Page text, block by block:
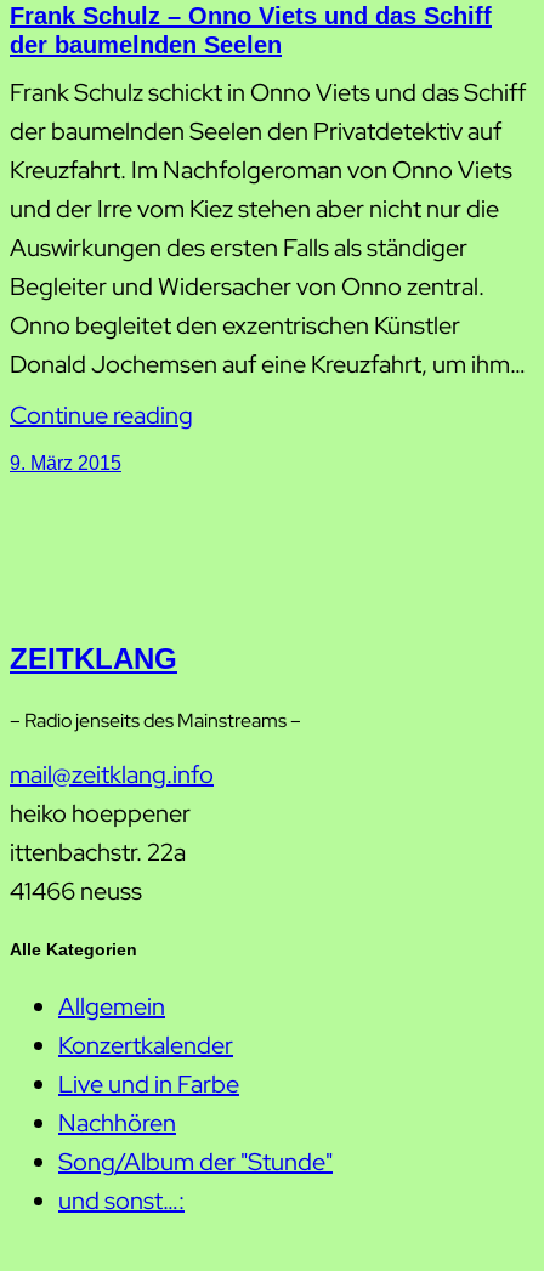
Frank Schulz – Onno Viets und das Schiff
der baumelnden Seelen
Frank Schulz schickt in Onno Viets und das Schiff
der baumelnden Seelen den Privatdetektiv auf
Kreuzfahrt. Im Nachfolgeroman von Onno Viets
und der Irre vom Kiez stehen aber nicht nur die
Auswirkungen des ersten Falls als ständiger
Begleiter und Widersacher von Onno zentral.
Onno begleitet den exzentrischen Künstler
Donald Jochemsen auf eine Kreuzfahrt, um ihm…
Continue reading
9. März 2015
ZEITKLANG
– Radio jenseits des Mainstreams –
mail@zeitklang.info
heiko hoeppener
ittenbachstr. 22a
41466 neuss
Alle Kategorien
Allgemein
Konzertkalender
Live und in Farbe
Nachhören
Song/Album der "Stunde"
und sonst…: